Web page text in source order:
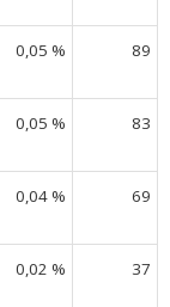
0,05 % 89
0,05 % 83
0,04 % 69
0,02 % 37